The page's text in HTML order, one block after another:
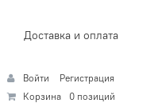
Доставка и оплата
Войти
Регистрация
Корзина
0 позиций